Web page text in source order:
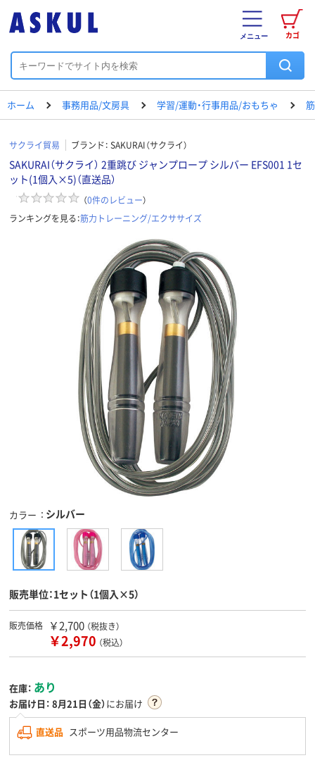
カゴ
メニュー
ホーム 事務用品/文房具 学習/運動・行事用品/おもちゃ
サクライ貿易 ブランド： SAKURAI（サクライ）
SAKURAI（サクライ） 2重跳び ジャンプロープ シルバー EFS001 1セ
ット(1個入×5)（直送品）
（0件のレビュー）
ランキングを見る：筋力トレーニング/エクササイズ
カラー シルバー
販売単位：1セット（1個入×5）
販売価格 ￥2,700 （税抜き）
￥2,970 （税込）
在庫： あり
お届け日： 8月21日（金）にお届け
直送品 スポーツ用品物流センター